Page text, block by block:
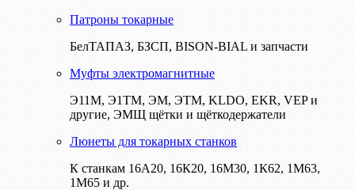
Патроны токарные
БелТАПАЗ, БЗСП, BISON-BIAL и запчасти
Муфты электромагнитные
Э11М, Э1ТМ, ЭМ, ЭТМ, KLDO, EKR, VEP и
другие, ЭМЩ щётки и щёткодержатели
Люнеты для токарных станков
К станкам 16А20, 16К20, 16М30, 1К62, 1М63,
1М65 и др.